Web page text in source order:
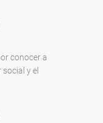
conocer a
y el